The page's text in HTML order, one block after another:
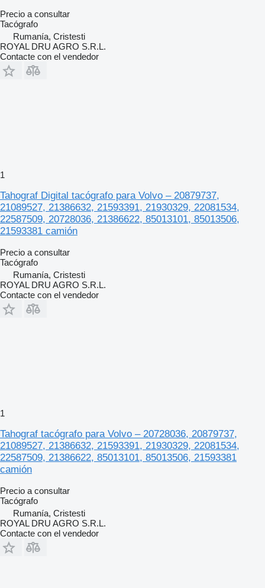
Precio a consultar
Tacógrafo
Rumanía, Cristesti
ROYAL DRU AGRO S.R.L.
Contacte con el vendedor
1
Tahograf Digital tacógrafo para Volvo – 20879737,
21089527, 21386632, 21593391, 21930329, 22081534,
22587509, 20728036, 21386622, 85013101, 85013506,
21593381 camión
Precio a consultar
Tacógrafo
Rumanía, Cristesti
ROYAL DRU AGRO S.R.L.
Contacte con el vendedor
1
Tahograf tacógrafo para Volvo – 20728036, 20879737,
21089527, 21386632, 21593391, 21930329, 22081534,
22587509, 21386622, 85013101, 85013506, 21593381
camión
Precio a consultar
Tacógrafo
Rumanía, Cristesti
ROYAL DRU AGRO S.R.L.
Contacte con el vendedor